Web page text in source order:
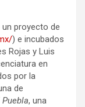
proyecto de
) e incubados
Rojas y Luis
en
por la
de
, una